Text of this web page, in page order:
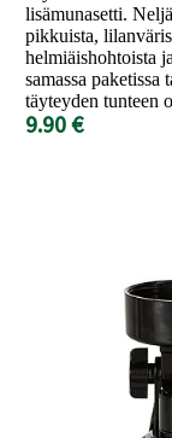
lisämunasetti.
pikkuista,
helmiäishohtoista
samassa paketissa
täyteyden tunteen
9.90 €